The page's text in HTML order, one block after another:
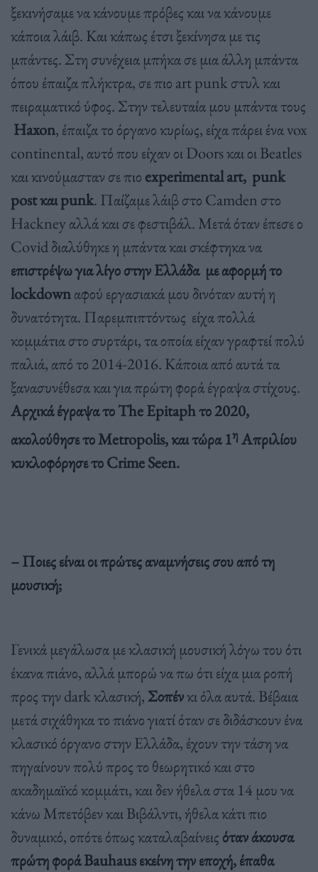
ξεκινήσαμε να κάνουμε πρόβες και να κάνουμε
κάποια λάιβ. Και κάπως έτσι ξεκίνησα με τις
μπάντες. Στη συνέχεια μπήκα σε μια άλλη μπάντα
όπου έπαιζα πλήκτρα, σε πιο art punk στυλ και
πειραματικό ύφος. Στην τελευταία μου μπάντα τους
Haxon, έπαιζα το όργανο κυρίως, είχα πάρει ένα vox
continental, αυτό που είχαν οι Doors και οι Beatles
και κινούμασταν σε πιο experimental art, punk
post και punk. Παίζαμε λάιβ στο Camden στο
Hackney αλλά και σε φεστιβάλ. Μετά όταν έπεσε ο
Covid διαλύθηκε η μπάντα και σκέφτηκα να
επιστρέψω για λίγο στην Ελλάδα με αφορμή το
lockdownαφού εργασιακά μου δινόταν αυτή η
δυνατότητα. Παρεμπιπτόντως είχα πολλά
κομμάτια στο συρτάρι, τα οποία είχαν γραφτεί πολύ
παλιά, από το 2014-2016. Κάποια από αυτά τα
ξανασυνέθεσα και για πρώτη φορά έγραψα στίχους.
Αρχικά έγραψα τοTheEpitaph το 2020,
ακολούθησε τοMetropolis, και τώρα 1η Απριλίου
κυκλοφόρησε τοCrimeSeen.
– Ποιες είναι οι πρώτες αναμνήσεις σου από τη
μουσική;
Γενικά μεγάλωσα με κλασική μουσική λόγω του ότι
έκανα πιάνο, αλλά μπορώ να πω ότι είχα μια ροπή
προς την dark κλασική, Σοπένκι όλα αυτά. Βέβαια
μετά σιχάθηκα το πιάνο γιατί όταν σε διδάσκουν ένα
κλασικό όργανο στην Ελλάδα, έχουν την τάση να
πηγαίνουν πολύ προς το θεωρητικό και στο
ακαδημαϊκό κομμάτι, και δεν ήθελα στα 14 μου να
κάνω Μπετόβεν και Βιβάλντι, ήθελα κάτι πιο
δυναμικό, οπότε όπως καταλαβαίνεις όταν άκουσα
πρώτη φοράBauhaus εκείνη την εποχή, έπαθα